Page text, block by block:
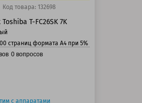
Код товара: 132698
T-FC26SK 7K
страниц формата А4 при 5% заполнении
0 вопросов
с аппаратами